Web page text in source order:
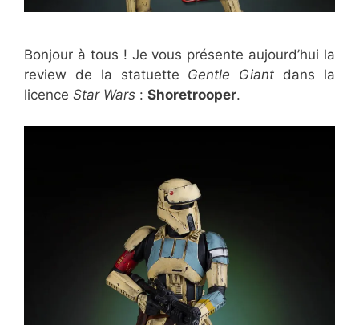
Bonjour à tous ! Je vous présente aujourd’hui la
review de la statuette Gentle Giant dans la
licence Star Wars : Shoretrooper.